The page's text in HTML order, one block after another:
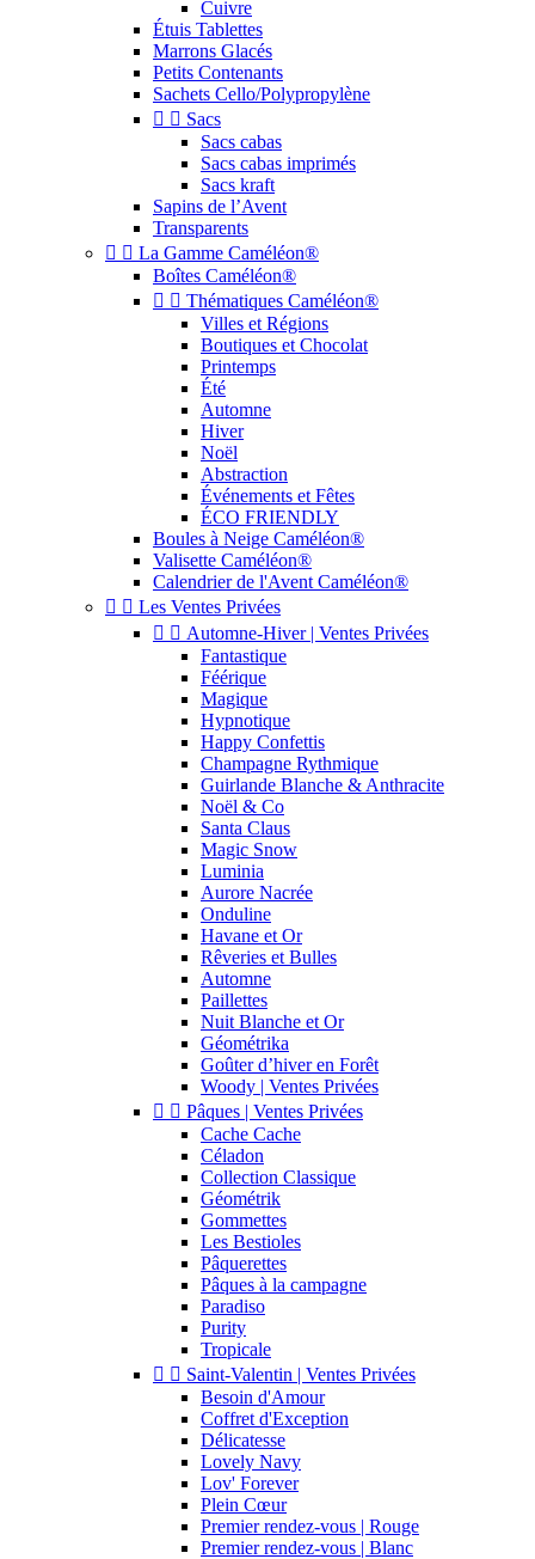
Cuivre
Étuis Tablettes
Marrons Glacés
Petits Contenants
Sachets Cello/Polypropylène
  Sacs
Sacs cabas
Sacs cabas imprimés
Sacs kraft
Sapins de l’Avent
Transparents
  La Gamme Caméléon®
Boîtes Caméléon®
  Thématiques Caméléon®
Villes et Régions
Boutiques et Chocolat
Printemps
Été
Automne
Hiver
Noël
Abstraction
Événements et Fêtes
ÉCO FRIENDLY
Boules à Neige Caméléon®
Valisette Caméléon®
Calendrier de l'Avent Caméléon®
  Les Ventes Privées
  Automne-Hiver | Ventes Privées
Fantastique
Féérique
Magique
Hypnotique
Happy Confettis
Champagne Rythmique
Guirlande Blanche & Anthracite
Noël & Co
Santa Claus
Magic Snow
Luminia
Aurore Nacrée
Onduline
Havane et Or
Rêveries et Bulles
Automne
Paillettes
Nuit Blanche et Or
Géométrika
Goûter d’hiver en Forêt
Woody | Ventes Privées
  Pâques | Ventes Privées
Cache Cache
Céladon
Collection Classique
Géométrik
Gommettes
Les Bestioles
Pâquerettes
Pâques à la campagne
Paradiso
Purity
Tropicale
  Saint-Valentin | Ventes Privées
Besoin d'Amour
Coffret d'Exception
Délicatesse
Lovely Navy
Lov' Forever
Plein Cœur
Premier rendez-vous | Rouge
Premier rendez-vous | Blanc